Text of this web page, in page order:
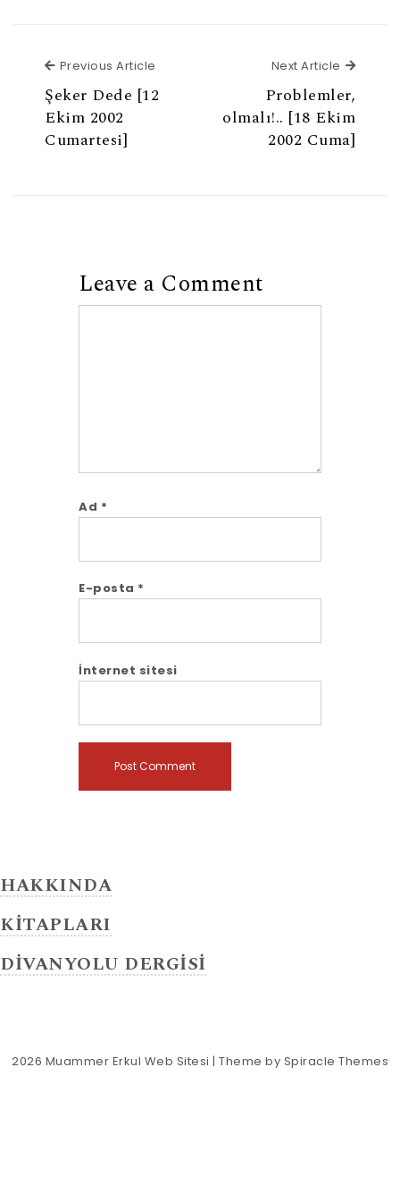
Previous Article
Şeker Dede [12
Ekim 2002
Cumartesi]
Next Article Next
Problemler,
olmalı!.. [18 Ekim
2002 Cuma]
Leave a Comment
Ad *
E-posta *
İnternet sitesi
HAKKINDA
KİTAPLARI
DİVANYOLU DERGİSİ
2026 Muammer Erkul Web Sitesi | Theme by Spiracle Themes